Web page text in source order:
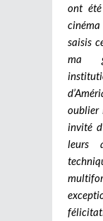
ont
saisis
ma
oublier
invité
leurs